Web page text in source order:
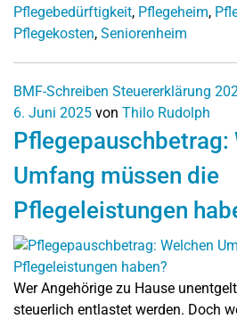
Pflegebedürftigkeit, Pflegeheim,
Pflegekosten, Seniorenheim
BMF-Schreiben Steuererklärung
6. Juni 2025 von Thilo Rudolph
Pflegepauschbetrag:
Umfang müssen die
Pflegeleistungen
Wer Angehörige zu Hause
steuerlich entlastet werden. Doch